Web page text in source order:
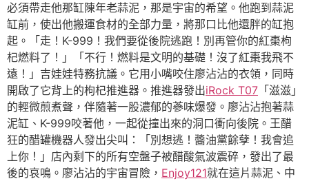
必須帶走他那缸陳年老蒜泥，那是宇宙的希望。他跑到蒜泥
缸前，使出他搬運食材的全部力量，將那口比他還胖的缸抱
起。「走！K-999！我們要從後院逃跑！別再管你的紅棗枸
杞燃料了！」「不行！燃料是文明的基礎！沒了紅棗我飛不
遠！」吉娃娃特務抗議。它用小嘴咬住廖沾沾的衣領，同時
開啟了它背上的枸杞推進器。推進器發出iRock T07 「滋滋」
的輕微煎煮聲，伴隨著一股濃郁的蔘味爆發。廖沾沾抱著蒜
泥缸、K-999咬著他，一起從撞出來的洞口衝向後院。王醋
狂的醋罐機器人發出尖叫：「別想逃！醬油黨餘孽！我會追
上你！」店內剩下的所有空盤子被醋酸氣波震碎，發出了最
後的哀鳴。廖沾沾的宇宙冒險， Enjoy121就在這片蒜泥、中